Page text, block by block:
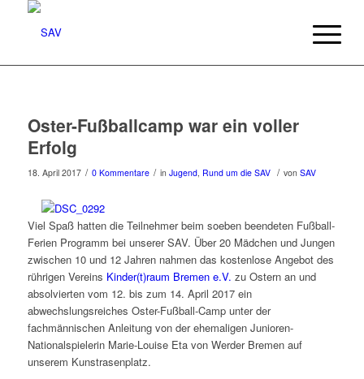
Oster-Fußballcamp war ein voller
Erfolg
18. April 2017 / 0 Kommentare / in Jugend, Rund um die SAV / von SAV
Viel Spaß hatten die Teilnehmer beim soeben beendeten Fußball-
Ferien Programm bei unserer SAV. Über 20 Mädchen und Jungen
zwischen 10 und 12 Jahren nahmen das kostenlose Angebot des
rührigen Vereins Kinder(t)raum Bremen e.V. zu Ostern an und
absolvierten vom 12. bis zum 14. April 2017 ein
abwechslungsreiches Oster-Fußball-Camp unter der
fachmännischen Anleitung von der ehemaligen Junioren-
Nationalspielerin Marie-Louise Eta von Werder Bremen auf
unserem Kunstrasenplatz.